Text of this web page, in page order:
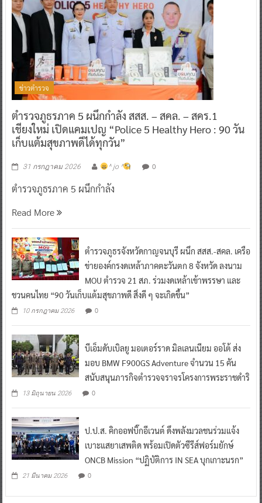
ข่าวตำรวจ
ตำรวจภูธรภาค 5 ผนึกกำลัง สสส. – สคล. – สคร.1
เชียงใหม่ เปิดแคมเปญ “Police 5 Healthy Hero : 90 วัน
เก็บแต้มสุขภาพดีได้ทุกวัน”
31 กรกฎาคม 2026 ^ jo ^ 0
ตำรวจภูธรภาค 5 ผนึกกำลัง
Read More
ตำรวจภูธรจังหวัดกาญจนบุรี ผนึก สสส.-สคล. เครือ
ข่ายองค์กรงดเหล้าภาคตะวันตก 8 จังหวัด ลงนาม
MOU ตำรวจ 21 สภ. ร่วมงดเหล้าเข้าพรรษา และ
ชวนคนไทย “90 วันเก็บแต้มสุขภาพดี สิ่งดี ๆ จะเกิดขึ้น”
10 กรกฎาคม 2026 0
บีเอ็มดับเบิลยู มอเตอร์ราด มิลเลนเนียม ออโต้ ส่ง
มอบ BMW F900GS Adventure จำนวน 15 คัน
สนับสนุนภารกิจตำรวจจราจรโครงการพระราชดำริ
13 มิถุนายน 2026 0
ป.ป.ส. คิกออฟบิ๊กอีเวนต์ ดึงพลังมวลชนร่วมแจ้ง
เบาะแสยาเสพติด พร้อมเปิดตัวซีรีส์ฟอร์มยักษ์
ONCB Mission “ปฏิบัติการ IN SEA บุกเกาะนรก”
21 มีนาคม 2026 0